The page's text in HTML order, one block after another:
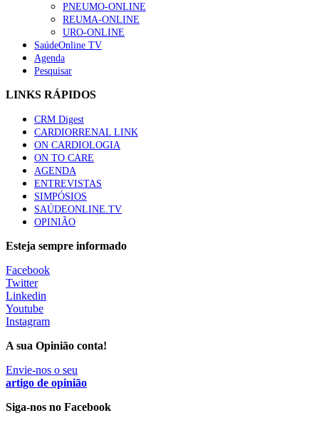
Alguns milhares de utentes podem ficar sem médico de
família com nova regras do registo, alerta associação
132 visualizações
custo-efetivos e representam um investimento
sustentável para os sistemas de saúde”
93 visualizações
Quase quatro em cada dez doentes com enfarte
apresentavam níveis elevados de Lp(a), revela estudo
87 visualizações
Quase 11.900 jovens recorreram aos cheques psicólogo e
7 Ago, 2026 0 Comments
PNEUMO-ONLINE
REUMA-ONLINE
URO-ONLINE
SaúdeOnline TV
Agenda
Pesquisar
LINKS RÁPIDOS
CRM Digest
CARDIORRENAL LINK
ON CARDIOLOGIA
ON TO CARE
AGENDA
ENTREVISTAS
SIMPÓSIOS
SAÚDEONLINE.TV
OPINIÃO
Esteja sempre informado
Facebook
Twitter
Linkedin
Youtube
Instagram
A sua Opinião conta!
Envie-nos o seu
artigo de opinião
Siga-nos no Facebook